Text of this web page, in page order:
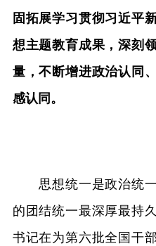
固拓展学习贯彻习近平
想主题教育成果，深刻
量，不断增进政治认同
感认同。
思想统一是政治统一
的团结统一最深厚最持
书记在为第六批全国干